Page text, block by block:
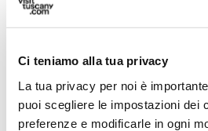
Ci teniamo alla tua privacy
La tua privacy per noi è
puoi scegliere le impostazioni dei
preferenze e modificarle in ogni